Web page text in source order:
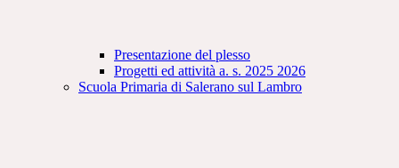
Presentazione del plesso
Progetti ed attività a. s. 2025 2026
Scuola Primaria di Salerano sul Lambro